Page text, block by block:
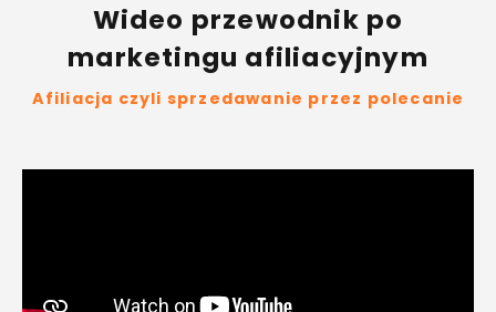
Wideo przewodnik po
marketingu afiliacyjnym
Afiliacja czyli sprzedawanie przez polecanie